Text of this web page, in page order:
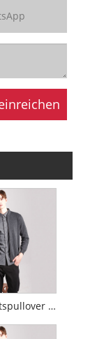
Weihnachtspullover aus Kaschmir-Cardigan